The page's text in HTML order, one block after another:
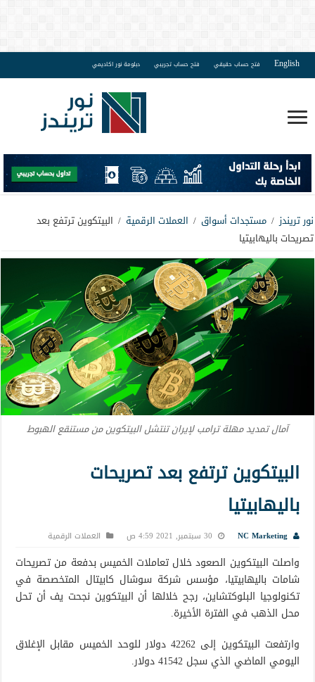
English فتح حساب حقيقي فتح حساب تجريبي دبلومة نور اكاديمي
نور تريندز / مستجدات أسواق / العملات الرقمية / البيتكوين ترتفع بعد
تصريحات باليهابيتيا
آمال تمديد مهلة ترامب لإيران تنتشل البيتكوين من مستنقع الهبوط
البيتكوين ترتفع بعد تصريحات
باليهابيتيا
NC Marketing 30 سبتمبر, 2021 4:59 ص العملات الرقمية
واصلت البيتكوين الصعود خلال تعاملات الخميس بدفعة من تصريحات
شامات باليهابيتيا، مؤسس شركة سوشال كابيتال المتخصصة في
تكنولوجيا البلوكتشاين، رجح خلالها أن البيتكوين نجحت يف أن تحل
محل الذهب في الفترة الأخيرة.
وارتفعت البيتكوين إلى 42262 دولار للوحد الخميس مقابل الإغلاق
اليومي الماضي الذي سجل 41542 دولار.